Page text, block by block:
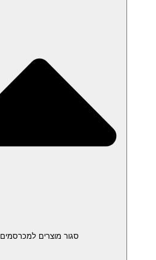
סגור מוצרים למכרסמים